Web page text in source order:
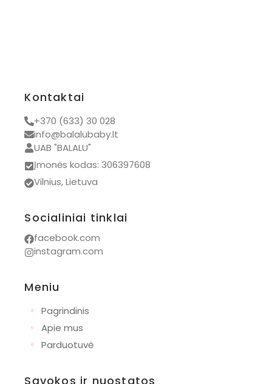
Kontaktai
+370 (633) 30 028
info@balalubaby.lt
UAB "BALALU"
Įmonės kodas: 306397608
Vilnius, Lietuva
Socialiniai tinklai
facebook.com
instagram.com
Meniu
◦
Pagrindinis
◦ Apie mus
◦ Parduotuvė
Sąvokos ir nuostatos